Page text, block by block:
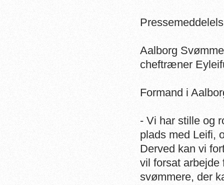
Aalborg
cheftræner
Formand i
- Vi har stille og
plads med Leifi,
Derved kan vi
vil forsat
svømmere, der